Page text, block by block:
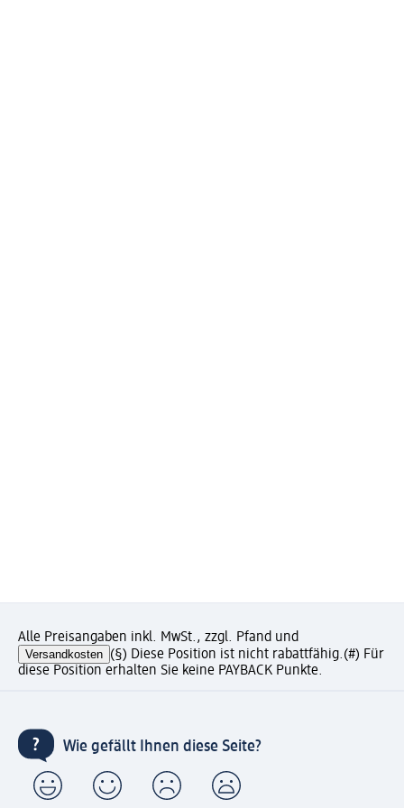
Alle Preisangaben inkl. MwSt., zzgl. Pfand und
Versandkosten (§) Diese Position ist nicht rabattfähig.(#) Für
diese Position erhalten Sie keine PAYBACK Punkte.
Wie gefällt Ihnen diese Seite?